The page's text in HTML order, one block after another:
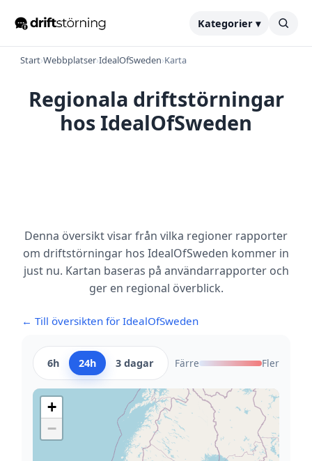
Kategorier ▾
Start›Webbplatser›IdealOfSweden›Karta
Regionala driftstörningar
hos IdealOfSweden
Denna översikt visar från vilka regioner rapporter
om driftstörningar hos IdealOfSweden kommer in
just nu. Kartan baseras på användarrapporter och
ger en regional överblick.
← Till översikten för IdealOfSweden
6h 24h 3 dagar Färre Fler
+
−